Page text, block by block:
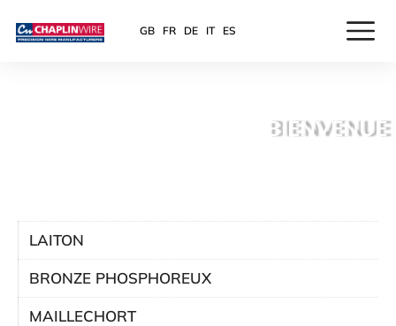
GB FR DE IT ES
BIENVENUE
LAITON
BRONZE PHOSPHOREUX
MAILLECHORT